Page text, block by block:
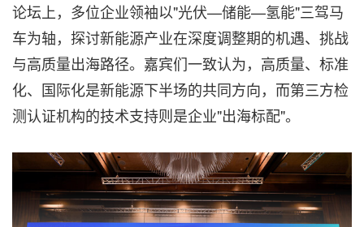
论坛上，多位企业领袖以"光伏—储能—氢能"三驾马
车为轴，探讨新能源产业在深度调整期的机遇、挑战
与高质量出海路径。嘉宾们一致认为，高质量、标准
化、国际化是新能源下半场的共同方向，而第三方检
测认证机构的技术支持则是企业"出海标配"。